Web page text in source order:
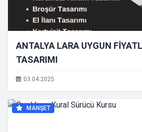
ANTALYA LARA UYGUN
TASARIMI
03.04.2025
MANŞET